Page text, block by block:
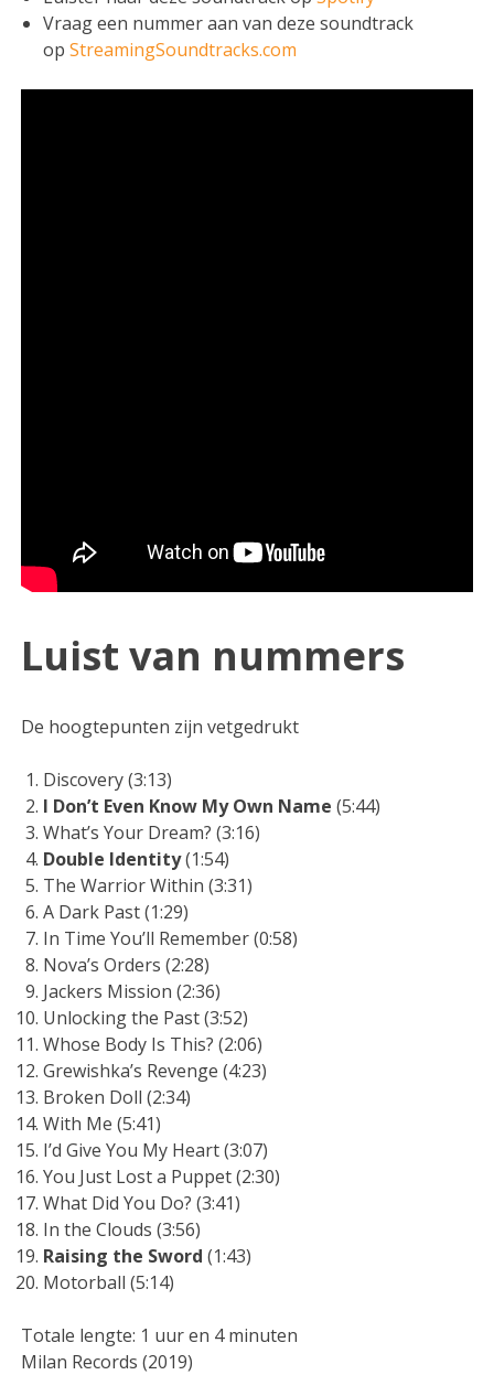
Vraag een nummer aan van deze soundtrack
opStreamingSoundtracks.com
Luist van nummers
De hoogtepunten zijn vetgedrukt
Discovery (3:13)
I Don’t Even Know My Own Name (5:44)
What’s Your Dream? (3:16)
Double Identity(1:54)
The Warrior Within (3:31)
A Dark Past (1:29)
In Time You’ll Remember (0:58)
Nova’s Orders (2:28)
Jackers Mission (2:36)
Unlocking the Past (3:52)
Whose Body Is This? (2:06)
Grewishka’s Revenge (4:23)
Broken Doll (2:34)
With Me (5:41)
I’d Give You My Heart (3:07)
You Just Lost a Puppet (2:30)
What Did You Do? (3:41)
In the Clouds (3:56)
Raising the Sword (1:43)
Motorball (5:14)
Totale lengte: 1 uur en 4 minuten
Milan Records (2019)